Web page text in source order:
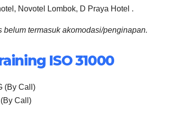
Novotel Lombok, D Praya Hotel .
belum termasuk akomodasi/penginapan.
ISO 31000
(By Call)
Call)